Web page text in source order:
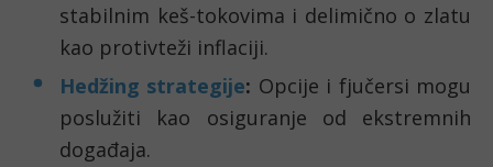
stabilnim keš-tokovima i delimično o zlatu
kao protivteži inflaciji.
Hedžing strategije: Opcije i fjučersi mogu
poslužiti kao osiguranje od ekstremnih
događaja.